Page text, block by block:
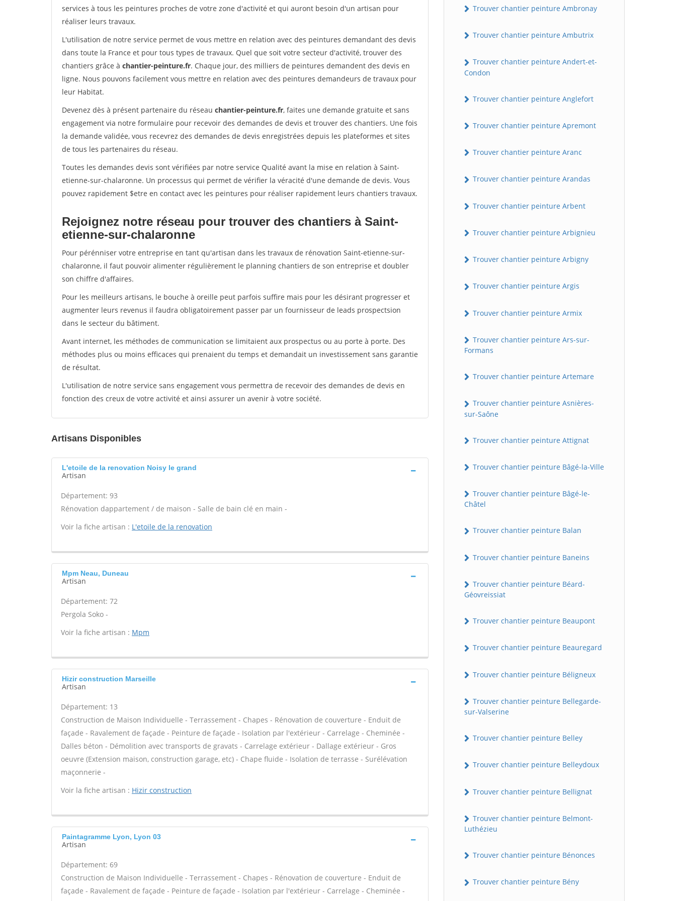
services à tous les peintures proches de votre zone d'activité et qui auront besoin d'un artisan pour
réaliser leurs travaux.
L'utilisation de notre service permet de vous mettre en relation avec des peintures demandant des devis
dans toute la France et pour tous types de travaux. Quel que soit votre secteur d'activité, trouver des
chantiers grâce à chantier-peinture.fr. Chaque jour, des milliers de peintures demandent des devis en
ligne. Nous pouvons facilement vous mettre en relation avec des peintures demandeurs de travaux pour
leur Habitat.
Devenez dès à présent partenaire du réseau chantier-peinture.fr, faites une demande gratuite et sans
engagement via notre formulaire pour recevoir des demandes de devis et trouver des chantiers. Une fois
la demande validée, vous recevrez des demandes de devis enregistrées depuis les plateformes et sites
de tous les partenaires du réseau.
Toutes les demandes devis sont vérifiées par notre service Qualité avant la mise en relation à Saint-
etienne-sur-chalaronne. Un processus qui permet de vérifier la véracité d'une demande de devis. Vous
pouvez rapidement $etre en contact avec les peintures pour réaliser rapidement leurs chantiers travaux.
Rejoignez notre réseau pour trouver des chantiers à Saint-
etienne-sur-chalaronne
Pour pérénniser votre entreprise en tant qu'artisan dans les travaux de rénovation Saint-etienne-sur-
chalaronne, il faut pouvoir alimenter régulièrement le planning chantiers de son entreprise et doubler
son chiffre d'affaires.
Pour les meilleurs artisans, le bouche à oreille peut parfois suffire mais pour les désirant progresser et
augmenter leurs revenus il faudra obligatoirement passer par un fournisseur de leads prospectsion
dans le secteur du bâtiment.
Avant internet, les méthodes de communication se limitaient aux prospectus ou au porte à porte. Des
méthodes plus ou moins efficaces qui prenaient du temps et demandait un investissement sans garantie
de résultat.
L'utilisation de notre service sans engagement vous permettra de recevoir des demandes de devis en
fonction des creux de votre activité et ainsi assurer un avenir à votre société.
Artisans Disponibles
L'etoile de la renovation Noisy le grand
Artisan
Département: 93
Rénovation dappartement / de maison - Salle de bain clé en main -
Voir la fiche artisan : L'etoile de la renovation
Mpm Neau, Duneau
Artisan
Département: 72
Pergola Soko -
Voir la fiche artisan : Mpm
Hizir construction Marseille
Artisan
Département: 13
Construction de Maison Individuelle - Terrassement - Chapes - Rénovation de couverture - Enduit de
façade - Ravalement de façade - Peinture de façade - Isolation par l'extérieur - Carrelage - Cheminée -
Dalles béton - Démolition avec transports de gravats - Carrelage extérieur - Dallage extérieur - Gros
oeuvre (Extension maison, construction garage, etc) - Chape fluide - Isolation de terrasse - Surélévation
maçonnerie -
Voir la fiche artisan : Hizir construction
Paintagramme Lyon, Lyon 03
Artisan
Département: 69
Construction de Maison Individuelle - Terrassement - Chapes - Rénovation de couverture - Enduit de
façade - Ravalement de façade - Peinture de façade - Isolation par l'extérieur - Carrelage - Cheminée -
Trouver chantier peinture Ambronay
Trouver chantier peinture Ambutrix
Trouver chantier peinture Andert-et-
Condon
Trouver chantier peinture Anglefort
Trouver chantier peinture Apremont
Trouver chantier peinture Aranc
Trouver chantier peinture Arandas
Trouver chantier peinture Arbent
Trouver chantier peinture Arbignieu
Trouver chantier peinture Arbigny
Trouver chantier peinture Argis
Trouver chantier peinture Armix
Trouver chantier peinture Ars-sur-
Formans
Trouver chantier peinture Artemare
Trouver chantier peinture Asnières-
sur-Saône
Trouver chantier peinture Attignat
Trouver chantier peinture Bâgé-la-Ville
Trouver chantier peinture Bâgé-le-
Châtel
Trouver chantier peinture Balan
Trouver chantier peinture Baneins
Trouver chantier peinture Béard-
Géovreissiat
Trouver chantier peinture Beaupont
Trouver chantier peinture Beauregard
Trouver chantier peinture Béligneux
Trouver chantier peinture Bellegarde-
sur-Valserine
Trouver chantier peinture Belley
Trouver chantier peinture Belleydoux
Trouver chantier peinture Bellignat
Trouver chantier peinture Belmont-
Luthézieu
Trouver chantier peinture Bénonces
Trouver chantier peinture Bény